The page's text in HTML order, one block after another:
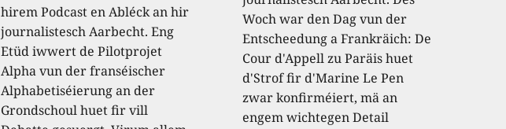
hirem Podcast en Abléck an hir
journalistesch Aarbecht. Eng
Etüd iwwert de Pilotprojet
Alpha vun der franséischer
Alphabetiséierung an der
Grondschoul huet fir vill
Woch war den Dag vun der
Entscheedung a Frankräich: De
Cour d'Appell zu Paräis huet
d'Strof fir d'Marine Le Pen
zwar konfirméiert, mä an
engem wichtegen Detail